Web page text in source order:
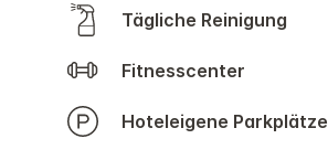
Tägliche Reinigung
Fitnesscenter
Hoteleigene Parkplätze